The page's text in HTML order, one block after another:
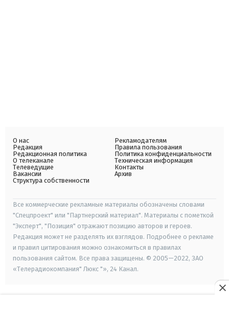
О нас
Редакция
Редакционная политика
О телеканале
Телеведущие
Вакансии
Структура собственности
Рекламодателям
Правила пользования
Политика конфиденциальности
Техническая информация
Контакты
Архив
Все коммерческие рекламные материалы обозначены словами
"Спецпроект" или "Партнерский материал". Материалы с пометкой
"Эксперт", "Позиция" отражают позицию авторов и героев.
Редакция может не разделять их взглядов. Подробнее о рекламе
и правил цитирования можно ознакомиться в правилах
пользования сайтом. Все права защищены. © 2005—2022, ЗАО
«Телерадиокомпания" Люкс "», 24 Канал.